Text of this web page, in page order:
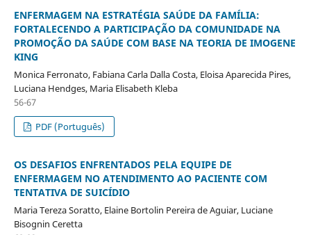
ENFERMAGEM NA ESTRATÉGIA SAÚDE DA FAMÍLIA:
FORTALECENDO A PARTICIPAÇÃO DA COMUNIDADE NA
PROMOÇÃO DA SAÚDE COM BASE NA TEORIA DE IMOGENE
KING
Monica Ferronato, Fabiana Carla Dalla Costa, Eloisa Aparecida Pires,
Luciana Hendges, Maria Elisabeth Kleba
56-67
PDF (Português)
OS DESAFIOS ENFRENTADOS PELA EQUIPE DE
ENFERMAGEM NO ATENDIMENTO AO PACIENTE COM
TENTATIVA DE SUICÍDIO
Maria Tereza Soratto, Elaine Bortolin Pereira de Aguiar, Luciane
Bisognin Ceretta